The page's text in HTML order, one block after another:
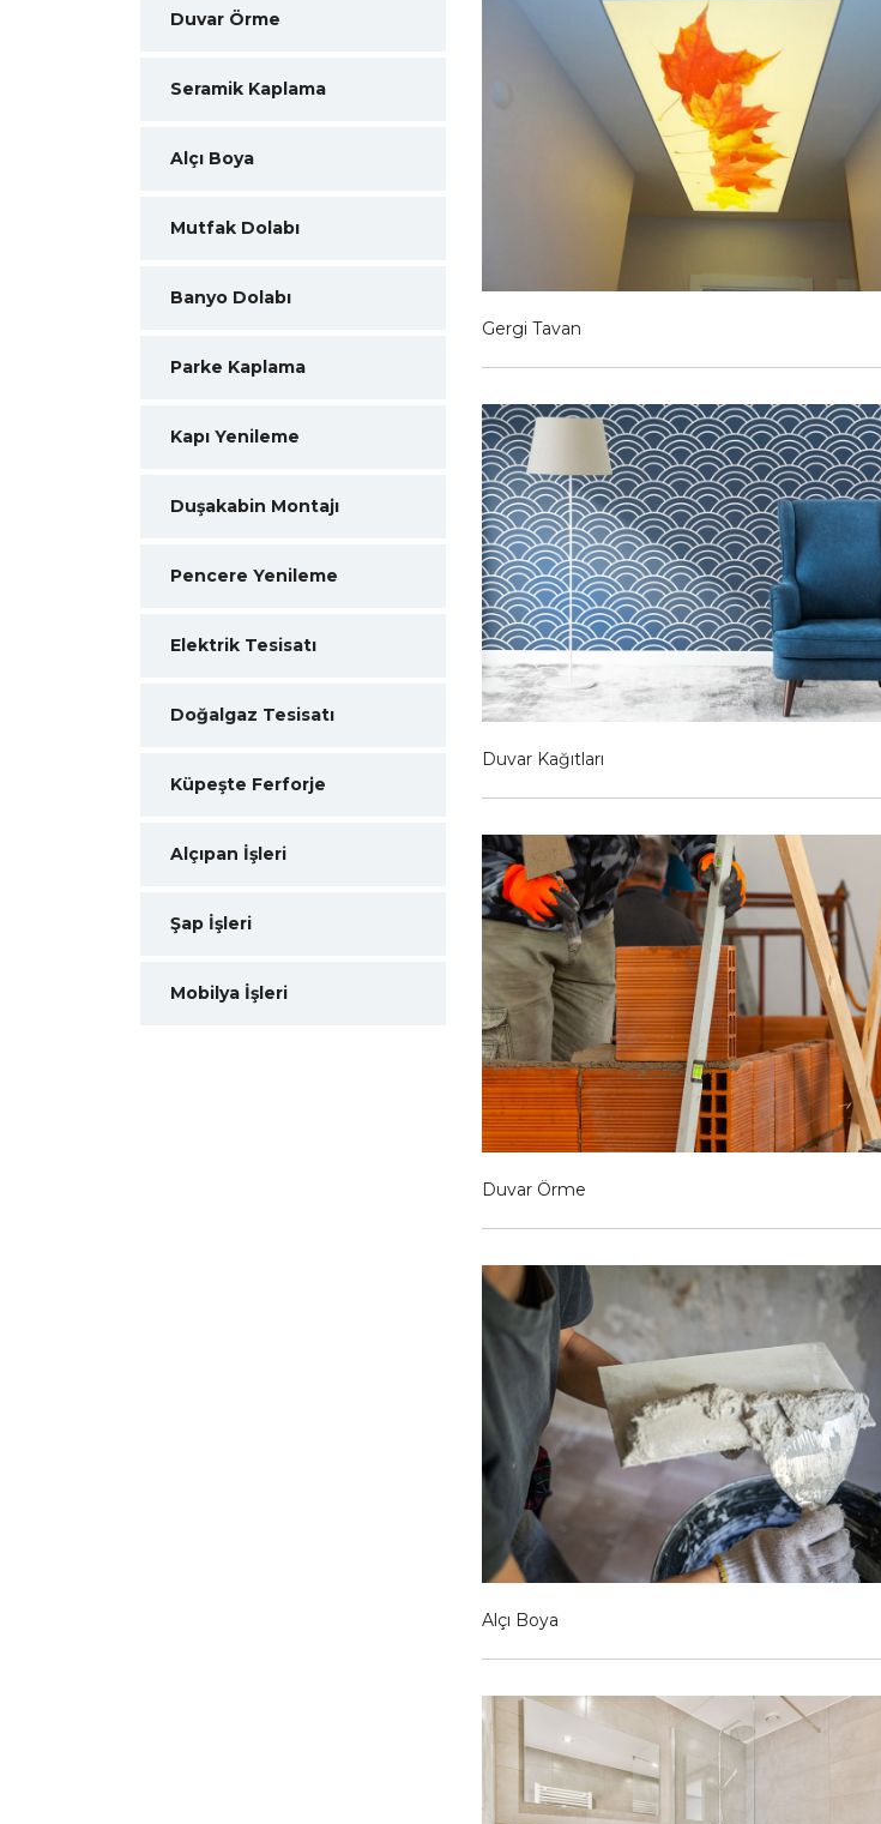
Duvar Örme
Seramik Kaplama
Alçı Boya
Mutfak Dolabı
Banyo Dolabı
Parke Kaplama
Kapı Yenileme
Duşakabin Montajı
Pencere Yenileme
Elektrik Tesisatı
Doğalgaz Tesisatı
Küpeşte Ferforje
Alçıpan İşleri
Şap İşleri
Mobilya İşleri
Gergi Tavan
Duvar Kağıtları
Duvar Örme
Alçı Boya